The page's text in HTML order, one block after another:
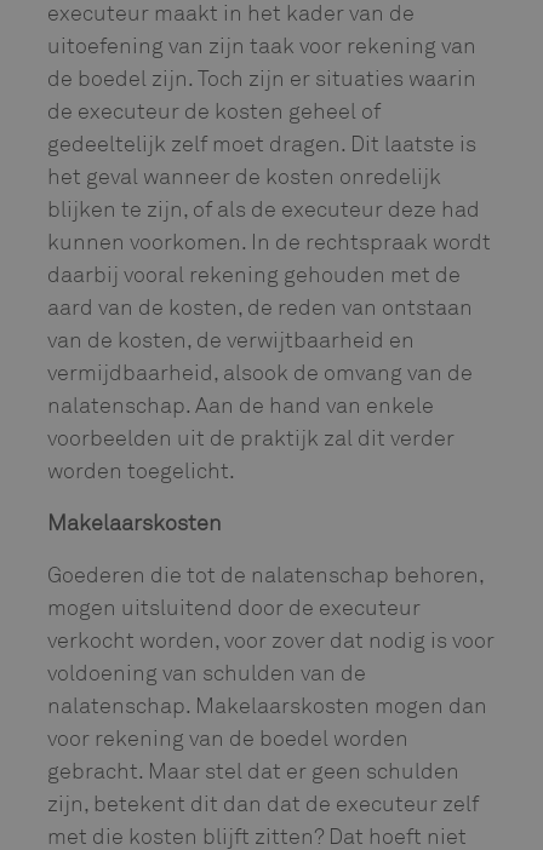
executeur maakt in het kader van de
uitoefening van zijn taak voor rekening van
de boedel zijn. Toch zijn er situaties waarin
de executeur de kosten geheel of
gedeeltelijk zelf moet dragen. Dit laatste is
het geval wanneer de kosten onredelijk
blijken te zijn, of als de executeur deze had
kunnen voorkomen. In de rechtspraak wordt
daarbij vooral rekening gehouden met de
aard van de kosten, de reden van ontstaan
van de kosten, de verwijtbaarheid en
vermijdbaarheid, alsook de omvang van de
nalatenschap. Aan de hand van enkele
voorbeelden uit de praktijk zal dit verder
worden toegelicht.
Makelaarskosten
Goederen die tot de nalatenschap behoren,
mogen uitsluitend door de executeur
verkocht worden, voor zover dat nodig is voor
voldoening van schulden van de
nalatenschap. Makelaarskosten mogen dan
voor rekening van de boedel worden
gebracht. Maar stel dat er geen schulden
zijn, betekent dit dan dat de executeur zelf
met die kosten blijft zitten? Dat hoeft niet